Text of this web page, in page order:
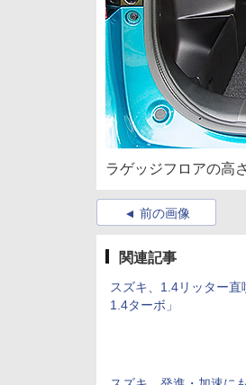
ラゲッジフロアの高
前の画像
関連記事
スズキ、1.4リッター
1.4ターボ」